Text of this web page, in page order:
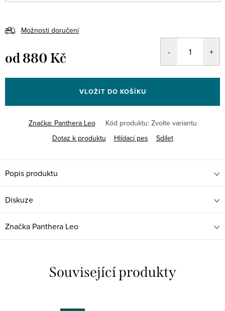
Možnosti doručení
od880 Kč
cena:
VLOŽIT DO KOŠÍKU
Značka: Panthera Leo Kód produktu: Zvolte variantu
Dotaz k produktu
Hlídací pes Sdílet
Popis produktu
Diskuze
Značka Panthera Leo
Související produkty